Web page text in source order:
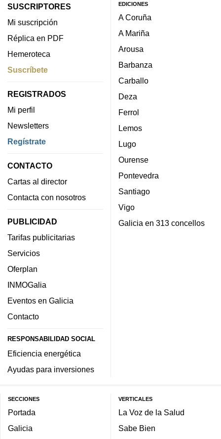
SUSCRIPTORES
Mi suscripción
Réplica en PDF
Hemeroteca
Suscríbete
REGISTRADOS
Mi perfil
Newsletters
Regístrate
CONTACTO
Cartas al director
Contacta con nosotros
PUBLICIDAD
Tarifas publicitarias
Servicios
Oferplan
INMOGalia
Eventos en Galicia
Contacto
RESPONSABILIDAD SOCIAL
Eficiencia energética
Ayudas para inversiones
EDICIONES
A Coruña
A Mariña
Arousa
Barbanza
Carballo
Deza
Ferrol
Lemos
Lugo
Ourense
Pontevedra
Santiago
Vigo
Galicia en 313 concellos
SECCIONES
Portada
Galicia
VERTICALES
La Voz de la Salud
Sabe Bien